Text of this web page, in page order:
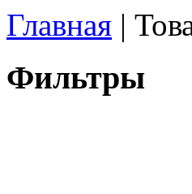
Главная |
Фильтры